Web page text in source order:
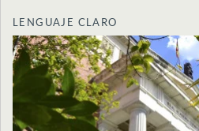
LENGUAJE CLARO